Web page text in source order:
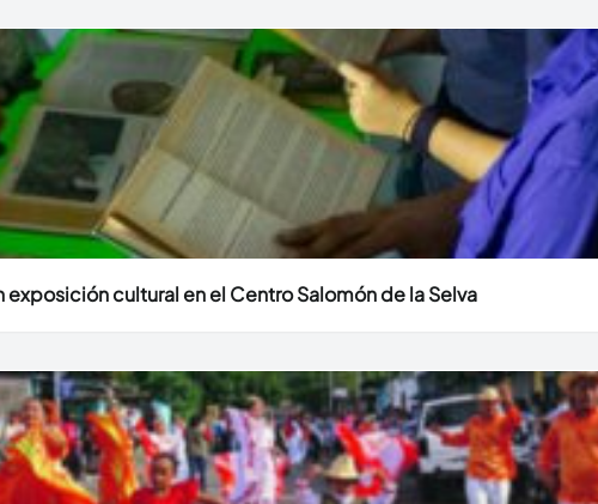
cultural en el Centro Salomón de la Selva